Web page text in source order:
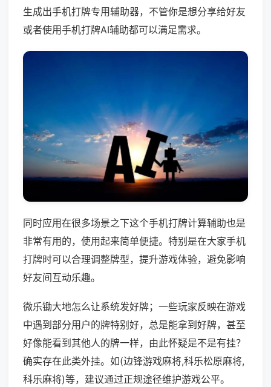
生成出手机打牌专用辅助器，不管你是想分享给好友
或者使用手机打牌AI辅助都可以满足需求。
同时应用在很多场景之下这个手机打牌计算辅助也是
非常有用的，使用起来简单便捷。特别是在大家手机
打牌时可以合理调整牌型，提升游戏体验，避免影响
好友间互动乐趣。
微乐锄大地怎么让系统发好牌；一些玩家反映在游戏
中遇到部分用户的牌特别好，总是能拿到好牌，甚至
好像能看到其他人的牌一样，由此怀疑是不是有挂？
确实存在此类外挂。如(边锋游戏麻将,科乐松原麻将,
科乐麻将)等，建议通过正规途径维护游戏公平。